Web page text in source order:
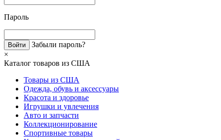
Пароль
Забыли пароль?
×
Каталог товаров из США
Товары из США
Одежда, обувь и аксессуары
Красота и здоровье
Игрушки и увлечения
Авто и запчасти
Коллекционирование
Спортивные товары